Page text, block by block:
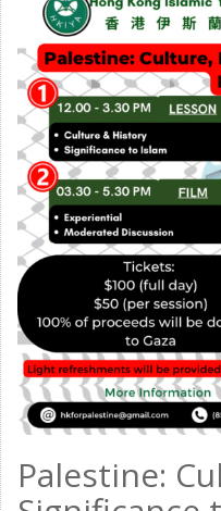
Palestine: